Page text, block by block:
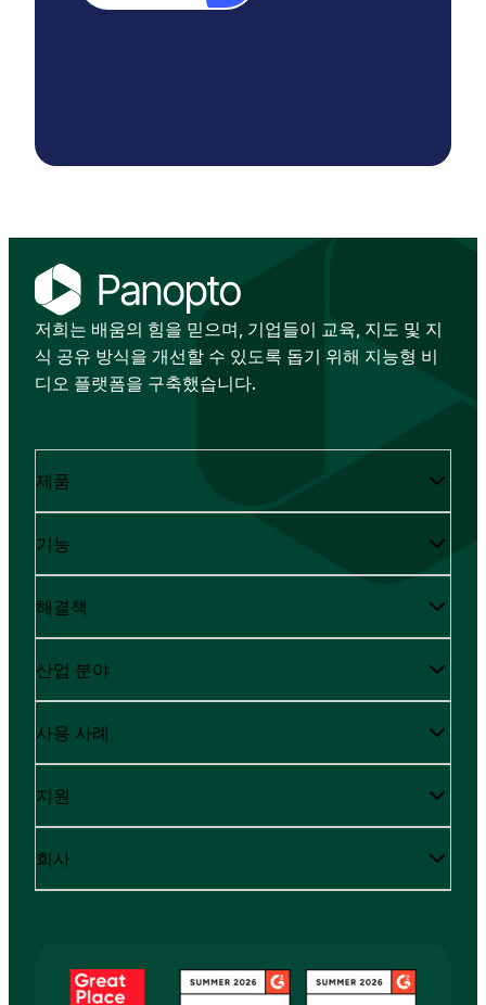
저희는 배움의 힘을 믿으며, 기업들이 교육, 지도 및 지
식 공유 방식을 개선할 수 있도록 돕기 위해 지능형 비
디오 플랫폼을 구축했습니다.
제품
기능
해결책
산업 분야
사용 사례
지원
회사